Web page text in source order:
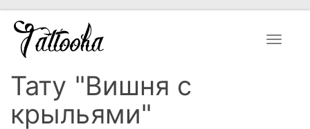
Toggle
Тату "Вишня с
крыльями"